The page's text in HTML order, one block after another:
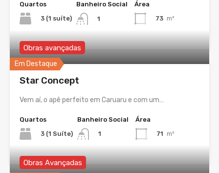
Quartos
3 (1 suíte)
Banheiro Social
1
Área
73 m²
Em Destaque
Obras avançadas
Star Concept
Vem aí, o apê perfeito em Caruaru e com um…
Quartos
3 (1 Suíte)
Banheiro Social
1
Área
71 m²
Obras Avançadas